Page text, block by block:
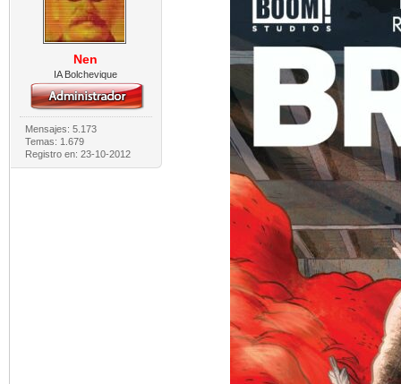
Nen
IA Bolchevique
Mensajes: 5.173
Temas: 1.679
Registro en: 23-10-2012